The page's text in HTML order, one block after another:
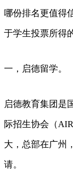
哪份排名更值得
于学生投票所得
一，启德留学。
启德教育集团是
际招生协会（
大，总部在广州
请。